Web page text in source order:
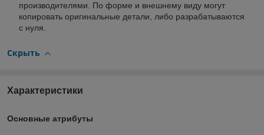
производителями. По форме и внешнему виду могут
копировать оригинальные детали, либо разрабатываются
с нуля.
Скрыть
Характеристики
Основные атрибуты